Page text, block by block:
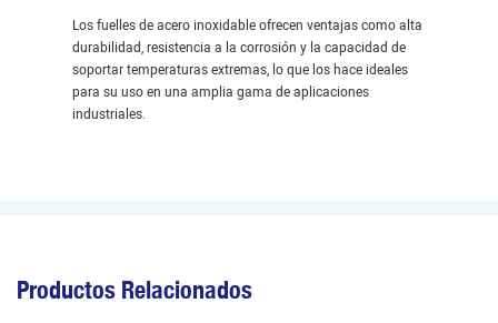
Los fuelles de acero inoxidable ofrecen ventajas como alta
durabilidad, resistencia a la corrosión y la capacidad de
soportar temperaturas extremas, lo que los hace ideales
para su uso en una amplia gama de aplicaciones
industriales.
Productos Relacionados